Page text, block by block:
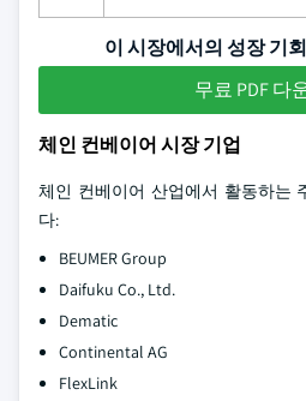
이 시장에서의 성장 기
무료 PDF 다
체인 컨베이어 시장 기업
체인 컨베이어 산업에서 활동하는
다:
BEUMER Group
Daifuku Co., Ltd.
Dematic
Continental AG
FlexLink